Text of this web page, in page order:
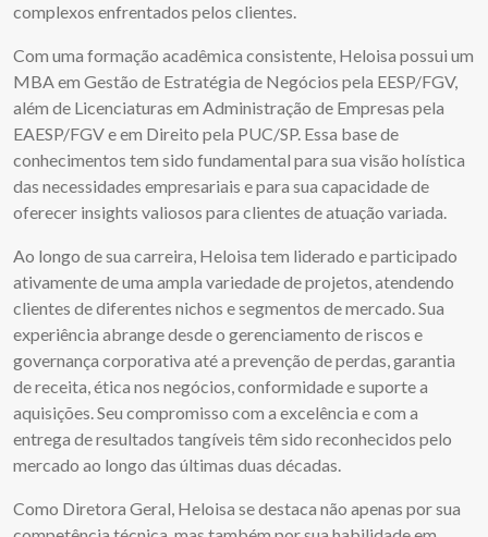
complexos enfrentados pelos clientes.
Com uma formação acadêmica consistente, Heloisa possui um
MBA em Gestão de Estratégia de Negócios pela EESP/FGV,
além de Licenciaturas em Administração de Empresas pela
EAESP/FGV e em Direito pela PUC/SP. Essa base de
conhecimentos tem sido fundamental para sua visão holística
das necessidades empresariais e para sua capacidade de
oferecer insights valiosos para clientes de atuação variada.
Ao longo de sua carreira, Heloisa tem liderado e participado
ativamente de uma ampla variedade de projetos, atendendo
clientes de diferentes nichos e segmentos de mercado. Sua
experiência abrange desde o gerenciamento de riscos e
governança corporativa até a prevenção de perdas, garantia
de receita, ética nos negócios, conformidade e suporte a
aquisições. Seu compromisso com a excelência e com a
entrega de resultados tangíveis têm sido reconhecidos pelo
mercado ao longo das últimas duas décadas.
Como Diretora Geral, Heloisa se destaca não apenas por sua